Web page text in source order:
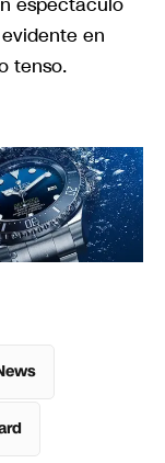
en
tenso.